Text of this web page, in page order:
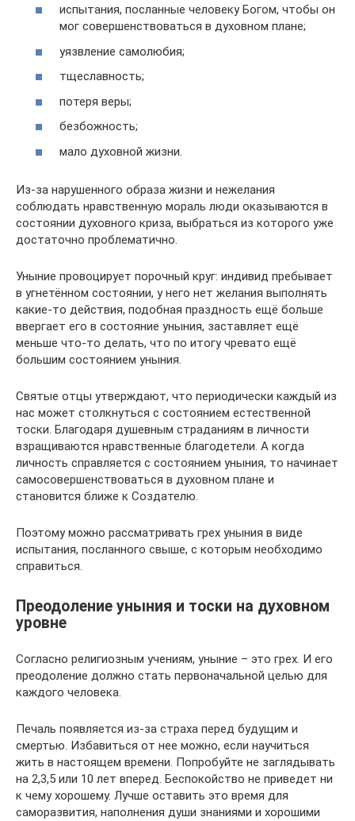
испытания, посланные человеку Богом, чтобы он
мог совершенствоваться в духовном плане;
уязвление самолюбия;
тщеславность;
потеря веры;
безбожность;
мало духовной жизни.
Из-за нарушенного образа жизни и нежелания
соблюдать нравственную мораль люди оказываются в
состоянии духовного криза, выбраться из которого уже
достаточно проблематично.
Уныние провоцирует порочный круг: индивид пребывает
в угнетённом состоянии, у него нет желания выполнять
какие-то действия, подобная праздность ещё больше
ввергает его в состояние уныния, заставляет ещё
меньше что-то делать, что по итогу чревато ещё
большим состоянием уныния.
Святые отцы утверждают, что периодически каждый из
нас может столкнуться с состоянием естественной
тоски. Благодаря душевным страданиям в личности
взращиваются нравственные благодетели. А когда
личность справляется с состоянием уныния, то начинает
самосовершенствоваться в духовном плане и
становится ближе к Создателю.
Поэтому можно рассматривать грех уныния в виде
испытания, посланного свыше, с которым необходимо
справиться.
Преодоление уныния и тоски на духовном
уровне
Согласно религиозным учениям, уныние – это грех. И его
преодоление должно стать первоначальной целью для
каждого человека.
Печаль появляется из-за страха перед будущим и
смертью. Избавиться от нее можно, если научиться
жить в настоящем времени. Попробуйте не заглядывать
на 2,3,5 или 10 лет вперед. Беспокойство не приведет ни
к чему хорошему. Лучше оставить это время для
саморазвития, наполнения души знаниями и хорошими